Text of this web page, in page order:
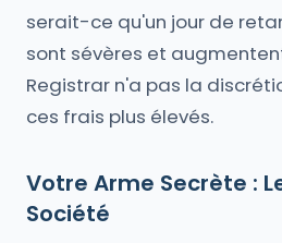
serait-ce qu'un jour de
sont sévères et
Registrar n'a pas la
ces frais plus élevés.
Votre Arme Secrète :
Société